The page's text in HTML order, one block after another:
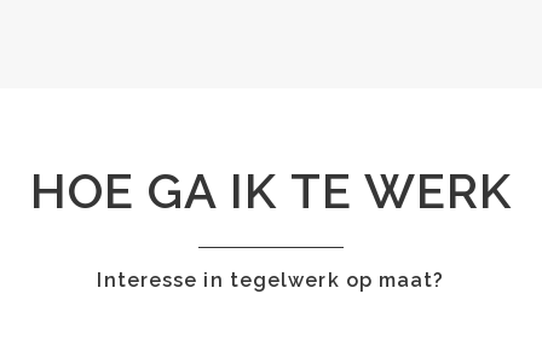
HOE GA IK TE WERK
Interesse in tegelwerk op maat?